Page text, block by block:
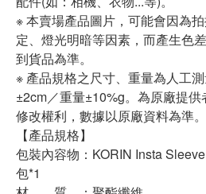
※ 本賣場產品圖片，可能會因為
定、燈光明暗等因素，而產生色
到貨品為準。
※ 產品規格之尺寸、重量為人工
±2cm／重量±10%g。為原廠提
修改權利，數據以原廠資料為準。
【產品規格】
包裝內容物：KORIN Insta
包*1